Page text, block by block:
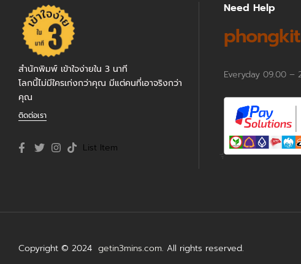
สำนักพิมพ์ เข้าใจง่ายใน 3 นาที
โลกนี้ไม่มีใครเก่งกว่าคุณ มีแต่คนที่เอาจริงกว่า
คุณ
ติดต่อเรา
List Item
Need Help
Everyday 09.00 –
Copyright © 2024 getin3mins.com. All rights reserved.